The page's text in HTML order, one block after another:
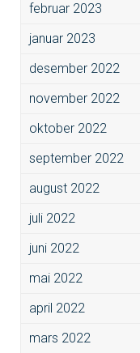
februar 2023
januar 2023
desember 2022
november 2022
oktober 2022
september 2022
august 2022
juli 2022
juni 2022
mai 2022
april 2022
mars 2022